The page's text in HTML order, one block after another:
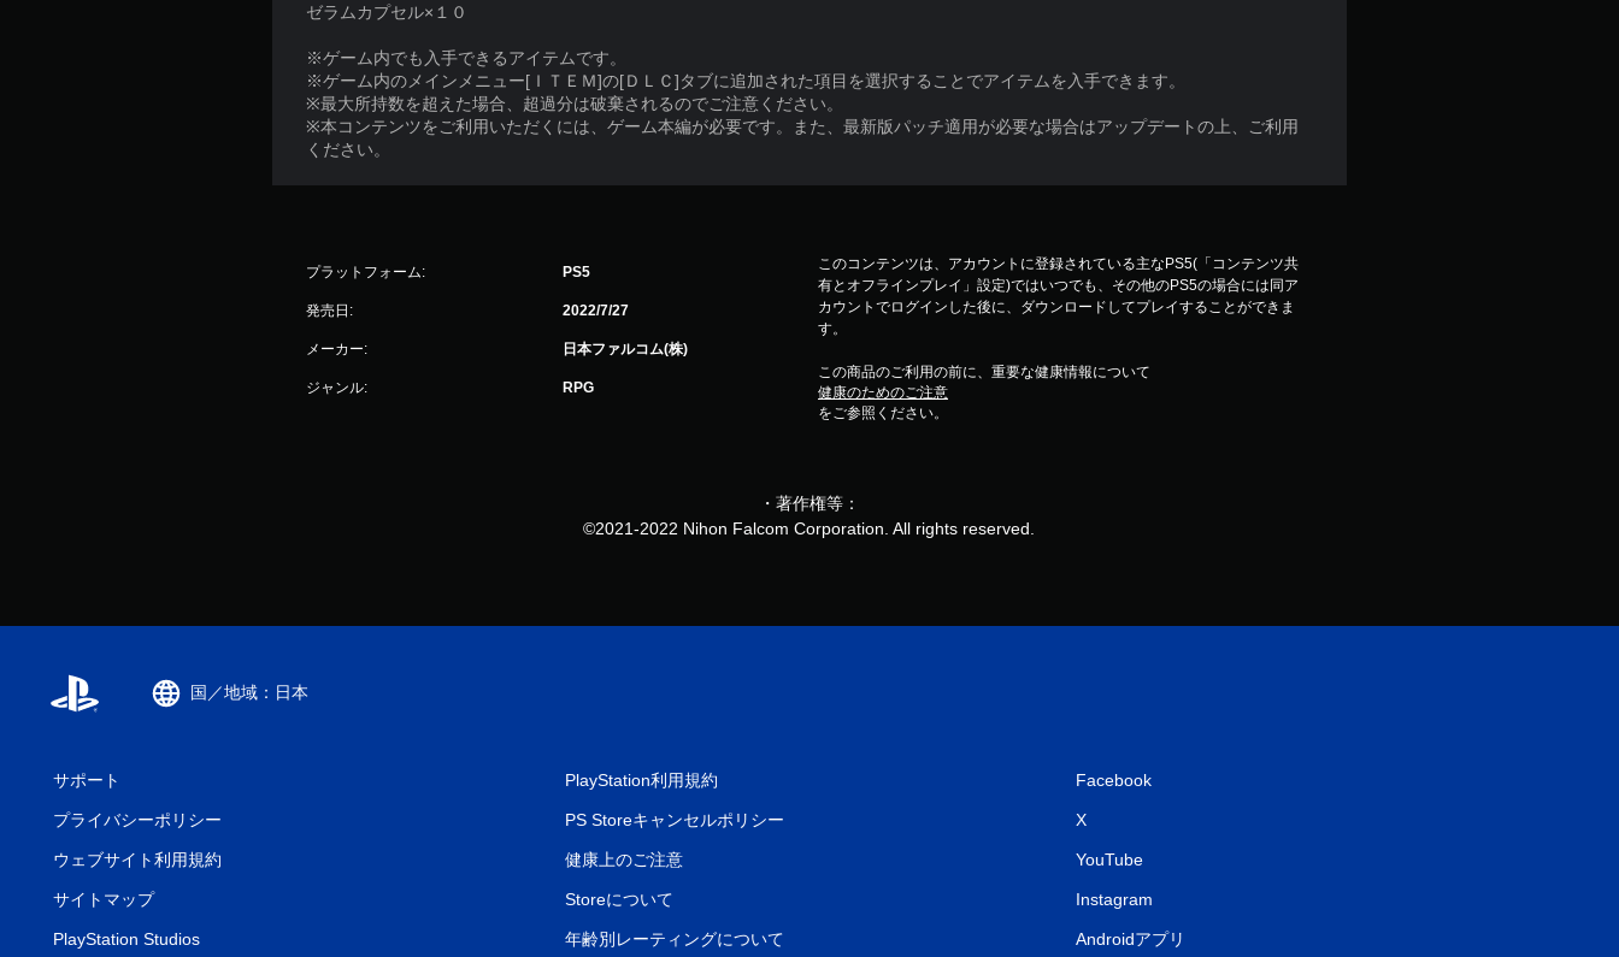
ゼラムカプセル×１０
※ゲーム内でも入手できるアイテムです。
※ゲーム内のメインメニュー[ＩＴＥＭ]の[ＤＬＣ]タブに追加された項目を選択することでアイテムを入手できます。
※最大所持数を超えた場合、超過分は破棄されるのでご注意ください。
※本コンテンツをご利用いただくには、ゲーム本編が必要です。また、最新版パッチ適用が必要な場合はアップデートの上、ご利用
ください。
プラットフォーム: PS5
発売日: 2022/7/27
メーカー: 日本ファルコム(株)
ジャンル: RPG
このコンテンツは、アカウントに登録されている主なPS5(「コンテンツ共
有とオフラインプレイ」設定)ではいつでも、その他のPS5の場合には同ア
カウントでログインした後に、ダウンロードしてプレイすることができま
す。
この商品のご利用の前に、重要な健康情報について
健康のためのご注意
をご参照ください。
・著作権等：
©2021-2022 Nihon Falcom Corporation. All rights reserved.
国／地域：日本
サポート
プライバシーポリシー
ウェブサイト利用規約
サイトマップ
PlayStation Studios
PlayStation利用規約
PS Storeキャンセルポリシー
健康上のご注意
Storeについて
年齢別レーティングについて
Facebook
X
YouTube
Instagram
Androidアプリ